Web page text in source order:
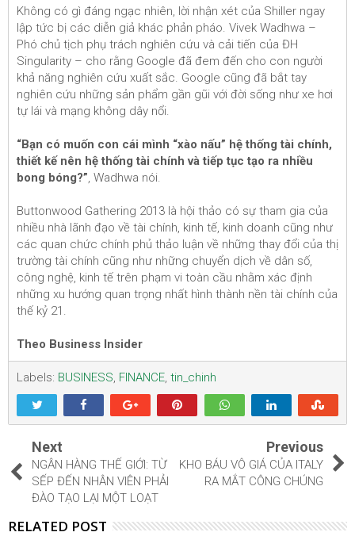
Không có gì đáng ngạc nhiên, lời nhận xét của Shiller ngay
lập tức bị các diễn giả khác phản pháo. Vivek Wadhwa –
Phó chủ tịch phụ trách nghiên cứu và cải tiến của ĐH
Singularity – cho rằng Google đã đem đến cho con người
khả năng nghiên cứu xuất sắc. Google cũng đã bắt tay
nghiên cứu những sản phẩm gần gũi với đời sống như xe hơi
tự lái và mạng không dây nổi.
“Bạn có muốn con cái mình “xào nấu” hệ thống tài chính,
thiết kế nên hệ thống tài chính và tiếp tục tạo ra nhiều
bong bóng?”, Wadhwa nói.
Buttonwood Gathering 2013 là hội thảo có sự tham gia của
nhiều nhà lãnh đạo về tài chính, kinh tế, kinh doanh cũng như
các quan chức chính phủ thảo luận về những thay đổi của thị
trường tài chính cũng như những chuyển dịch về dân số,
công nghệ, kinh tế trên phạm vi toàn cầu nhằm xác định
những xu hướng quan trọng nhất hình thành nền tài chính của
thế kỷ 21.
Theo Business Insider
Labels: BUSINESS, FINANCE, tin_chinh
Next
NGÂN HÀNG THẾ GIỚI: TỪ
SẾP ĐẾN NHÂN VIÊN PHẢI
ĐÀO TẠO LẠI MỘT LOẠT
Previous
KHO BÁU VÔ GIÁ CỦA ITALY
RA MẮT CÔNG CHÚNG
RELATED POST